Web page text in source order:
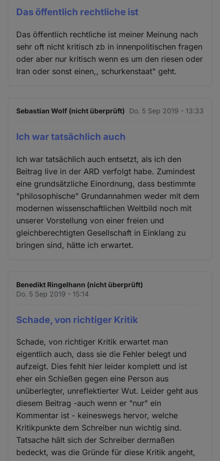
Das öffentlich rechtliche ist
Das öffentlich rechtliche ist meiner Meinung nach
sehr oft nicht kritisch zb in innenpolitischen fragen
oder aber nur kritisch wenn es um den riesen oder
Iran oder sonst einen,, schurkenstaat" geht.
Sebastian Wolf (nicht überprüft) Do. 5 Sep 2019 - 13:33
Ich war tatsächlich auch
Ich war tatsächlich auch entsetzt, als ich den
Beitrag live in der ARD verfolgt habe. Zumindest
eine grundsätzliche Einordnung, dass bestimmte
"philosophische" Grundannahmen weder mit dem
modernen wissenschaftlichen Weltbild noch mit
unserer Vorstellung von einer freien und
gleichberechtigten Gesellschaft in Einklang zu
bringen sind, hätte ich erwartet.
Benedikt Ringelhann (nicht überprüft)
Do. 5 Sep 2019 - 15:14
Schade, von richtiger Kritik
Schade, von richtiger Kritik erwartet man
eigentlich auch, dass sie die Fehler belegt und
aufzeigt. Dies fehlt hier leider komplett und ist
eher ein Schießen gegen eine Person aus
unüberlegter, unreflektierter Wut. Leider geht aus
diesem Beitrag -auch wenn er "nur" ein
Kommentar ist - keineswegs hervor, welche
Kritikpunkte dem Schreiber nun wichtig sind.
Tatsache hält sich der Schreiber dermaßen
bedeckt, was die Gründe für diese Kritik angeht,